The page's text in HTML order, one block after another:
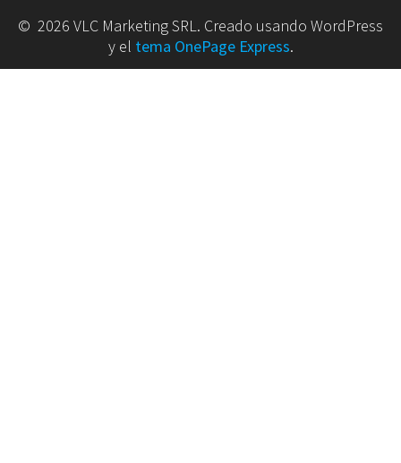
© 2026 VLC Marketing SRL. Creado usando WordPress
y el tema OnePage Express.